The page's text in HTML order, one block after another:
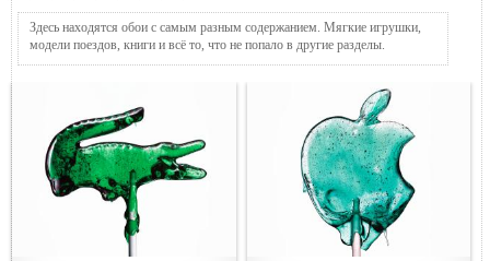
Здесь находятся обои с самым разным содержанием. Мягкие игрушки,
модели поездов, книги и всё то, что не попало в другие разделы.